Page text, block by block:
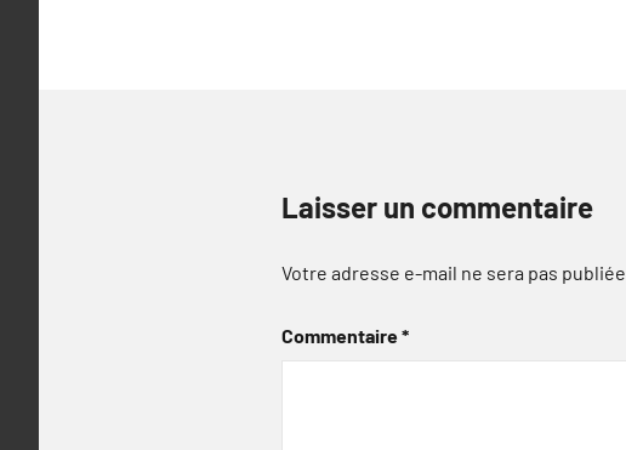
Laisser un commentaire
Votre adresse e-mail ne sera pas publiée.
Commentaire*